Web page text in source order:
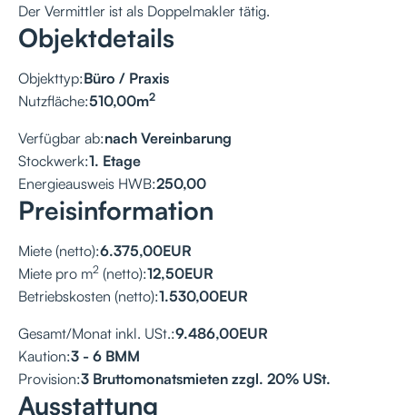
Der Vermittler ist als Doppelmakler tätig.
Objektdetails
Objekttyp:Büro / Praxis
Nutzfläche:510,00m2
Verfügbar ab:nach Vereinbarung
Stockwerk:1. Etage
Energieausweis HWB:250,00
Preisinformation
Miete (netto):6.375,00EUR
Miete pro m2 (netto):12,50EUR
Betriebskosten (netto):1.530,00EUR
Gesamt/Monat inkl. USt.:9.486,00EUR
Kaution:3 - 6 BMM
Provision:3 Bruttomonatsmieten zzgl. 20% USt.
Ausstattung